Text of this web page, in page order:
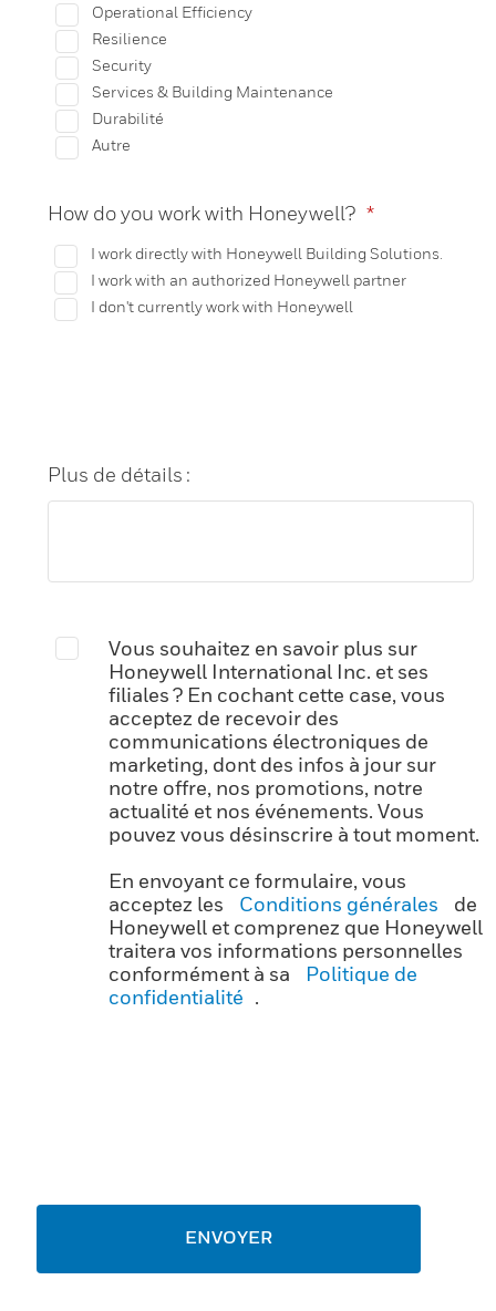
Operational Efficiency
Resilience
Security
Services & Building Maintenance
Durabilité
Autre
*
How do you work with Honeywell?
I work directly with Honeywell Building Solutions.
I work with an authorized Honeywell partner
I don't currently work with Honeywell
Plus de détails :
Vous souhaitez en savoir plus sur
Honeywell International Inc. et ses
filiales ? En cochant cette case, vous
acceptez de recevoir des
communications électroniques de
marketing, dont des infos à jour sur
notre offre, nos promotions, notre
actualité et nos événements. Vous
pouvez vous désinscrire à tout moment.
En envoyant ce formulaire, vous
acceptez les
Conditions générales
de
Honeywell et comprenez que Honeywell
traitera vos informations personnelles
conformément à sa
Politique de
confidentialité .
ENVOYER